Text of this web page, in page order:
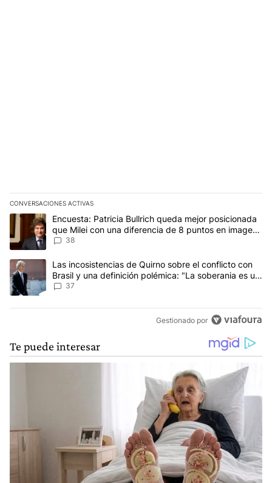
CONVERSACIONES ACTIVAS
Este listado muestra los artículos con más comentarios en los
Un artículo de tendencia con el título "Encuesta: Patricia
Encuesta: Patricia Bullrich queda mejor posicionada
que Milei con una diferencia de 8 puntos en imagen
negativa
38
Un artículo de tendencia con el título "Las incosistencias de
Las incosistencias de Quirno sobre el conflicto con
Brasil y una definición polémica: "La soberania es un
concepto antiguo"
37
Gestionado por